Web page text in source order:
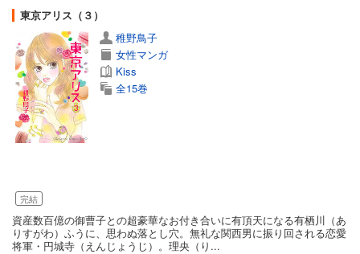
東京アリス（３）
完結
稚野鳥子
女性マンガ
Kiss
全15巻
資産数百億の御曹子との超豪華なお付き合いに有頂天になる有栖川（あ
りすがわ）ふうに、思わぬ落とし穴。無礼な関西男に振り回される恋愛
将軍・円城寺（えんじょうじ）。理央（り...